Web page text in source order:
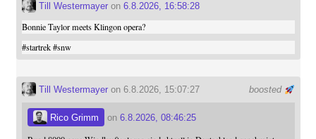
Till Westermayeron 6.8.2026, 16:58:28
Bonnie Taylor meets Klingon opera?
#startrek #snw
boosted
Till Westermayeron 6.8.2026, 15:07:27
Rico Grimm on 6.8.2026, 08:46:25